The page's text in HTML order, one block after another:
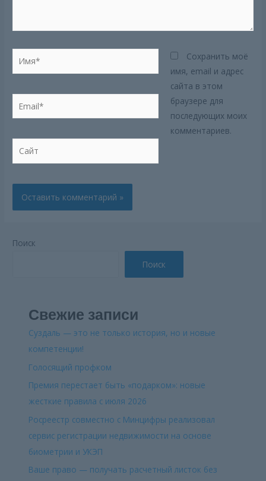
Имя*
Сайт
Сохранить моё
имя, email и адрес
сайта в этом
браузере для
последующих моих
комментариев.
Поиск
Поиск
Свежие записи
Суздаль — это не только история, но и новые
компетенции!
Голосящий профком
Премия перестает быть «подарком»: новые
жесткие правила с июля 2026
Росреестр совместно с Минцифры реализовал
сервис регистрации недвижимости на основе
биометрии и УКЭП
Ваше право — получать расчетный листок без